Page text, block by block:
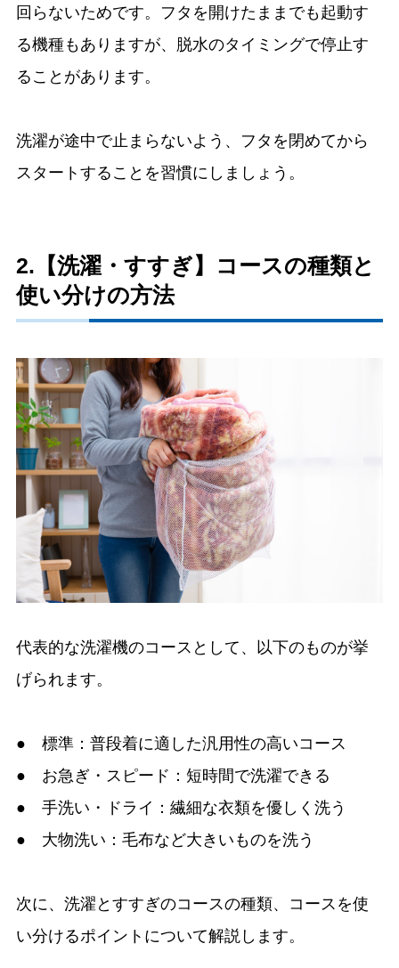
回らないためです。フタを開けたままでも起動す
る機種もありますが、脱水のタイミングで停止す
ることがあります。
洗濯が途中で止まらないよう、フタを閉めてから
スタートすることを習慣にしましょう。
2.【洗濯・すすぎ】コースの種類と
使い分けの方法
代表的な洗濯機のコースとして、以下のものが挙
げられます。
● 標準：普段着に適した汎用性の高いコース
● お急ぎ・スピード：短時間で洗濯できる
● 手洗い・ドライ：繊細な衣類を優しく洗う
● 大物洗い：毛布など大きいものを洗う
次に、洗濯とすすぎのコースの種類、コースを使
い分けるポイントについて解説します。